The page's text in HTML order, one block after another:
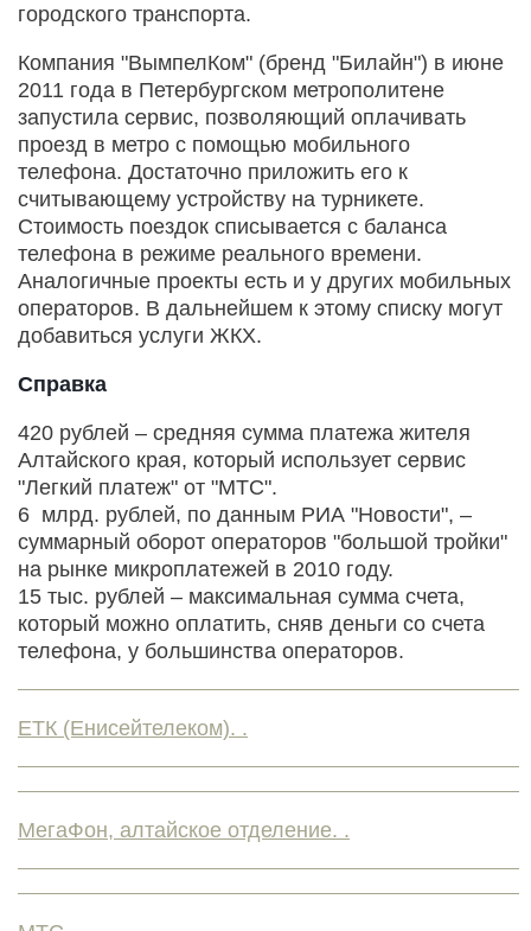
городского транспорта.
Компания "ВымпелКом" (бренд "Билайн") в июне
2011 года в Петербургском метрополитене
запустила сервис, позволяющий оплачивать
проезд в метро с помощью мобильного
телефона. Достаточно приложить его к
считывающему устройству на турникете.
Стоимость поездок списывается с баланса
телефона в режиме реального времени.
Аналогичные проекты есть и у других мобильных
операторов. В дальнейшем к этому списку могут
добавиться услуги ЖКХ.
Справка
420 рублей – средняя сумма платежа жителя
Алтайского края, который использует сервис
"Легкий платеж" от "МТС".
6 млрд. рублей, по данным РИА "Новости", –
суммарный оборот операторов "большой тройки"
на рынке микроплатежей в 2010 году.
15 тыс. рублей – максимальная сумма счета,
который можно оплатить, сняв деньги со счета
телефона, у большинства операторов.
ЕТК (Енисейтелеком). .
МегаФон, алтайское отделение. .